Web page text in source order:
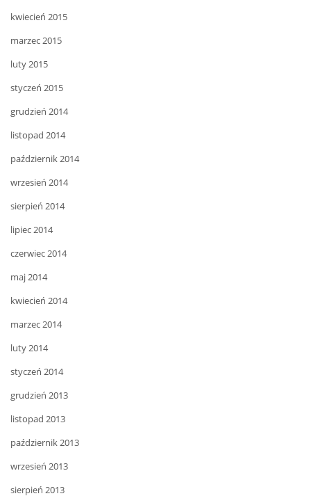
kwiecień 2015
marzec 2015
luty 2015
styczeń 2015
grudzień 2014
listopad 2014
październik 2014
wrzesień 2014
sierpień 2014
lipiec 2014
czerwiec 2014
maj 2014
kwiecień 2014
marzec 2014
luty 2014
styczeń 2014
grudzień 2013
listopad 2013
październik 2013
wrzesień 2013
sierpień 2013